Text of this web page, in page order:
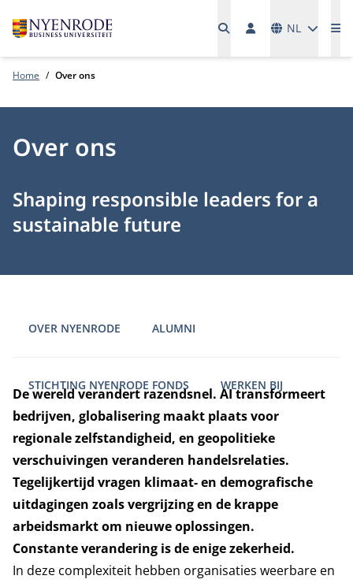
NL
Home Over ons
Over ons
Shaping responsible leaders for a
sustainable future
OVER NYENRODE ALUMNI
STICHTING NYENRODE FONDS WERKEN BIJ
De wereld verandert razendsnel. AI transformeert
bedrijven, globalisering maakt plaats voor
regionale zelfstandigheid, en geopolitieke
verschuivingen veranderen handelsrelaties.
Tegelijkertijd vragen klimaat- en demografische
uitdagingen zoals vergrijzing en de krappe
arbeidsmarkt om nieuwe oplossingen.
Constante verandering is de enige zekerheid.
In deze complexiteit hebben organisaties weerbare en